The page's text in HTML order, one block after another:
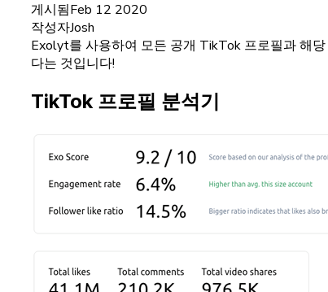
게시됨Feb 12 2020
작성자Josh
Exolyt를 사용하여 모든 공개 TikTok 프로필과 해
다는 것입니다!
TikTok 프로필 분석기